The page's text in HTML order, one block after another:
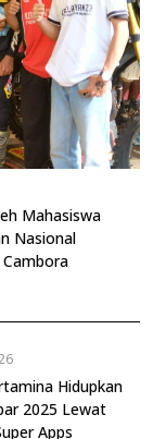
Mahasiswa
Nasional
Hidupkan
2025 Lewat
Apps